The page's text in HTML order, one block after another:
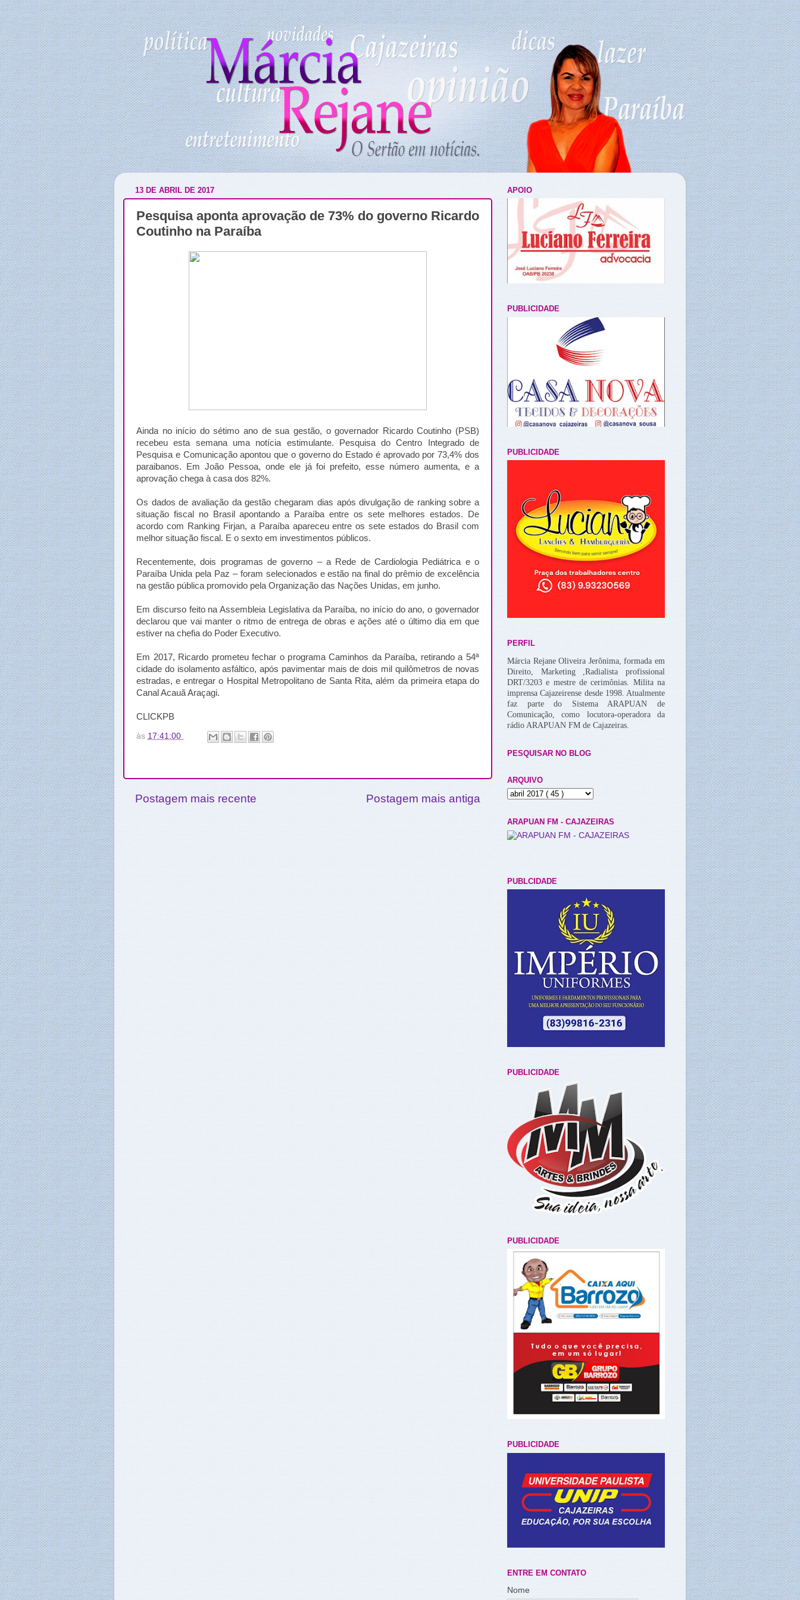
13 DE ABRIL DE 2017
Pesquisa aponta aprovação de 73% do governo Ricardo
Coutinho na Paraíba
Ainda no início do sétimo ano de sua gestão, o governador Ricardo Coutinho (PSB)
recebeu esta semana uma notícia estimulante. Pesquisa do Centro Integrado de
Pesquisa e Comunicação apontou que o governo do Estado é aprovado por 73,4% dos
paraibanos. Em João Pessoa, onde ele já foi prefeito, esse número aumenta, e a
aprovação chega à casa dos 82%.
Os dados de avaliação da gestão chegaram dias após divulgação de ranking sobre a
situação fiscal no Brasil apontando a Paraíba entre os sete melhores estados. De
acordo com Ranking Firjan, a Paraíba apareceu entre os sete estados do Brasil com
melhor situação fiscal. E o sexto em investimentos públicos.
Recentemente, dois programas de governo – a Rede de Cardiologia Pediátrica e o
Paraíba Unida pela Paz – foram selecionados e estão na final do prêmio de excelência
na gestão pública promovido pela Organização das Nações Unidas, em junho.
Em discurso feito na Assembleia Legislativa da Paraíba, no início do ano, o governador
declarou que vai manter o ritmo de entrega de obras e ações até o último dia em que
estiver na chefia do Poder Executivo.
Em 2017, Ricardo prometeu fechar o programa Caminhos da Paraíba, retirando a 54ª
cidade do isolamento asfáltico, após pavimentar mais de dois mil quilômetros de novas
estradas, e entregar o Hospital Metropolitano de Santa Rita, além da primeira etapa do
Canal Acauã Araçagi.
CLICKPB
às 17:41:00
Postagem mais recente Postagem mais antiga
APOIO
PUBLICIDADE
PUBLICIDADE
PERFIL
Márcia Rejane Oliveira Jerônima, formada em
Direito, Marketing ,Radialista profissional
DRT/3203 e mestre de cerimônias. Milita na
imprensa Cajazeirense desde 1998. Atualmente
faz parte do Sistema ARAPUAN de
Comunicação, como locutora-operadora da
rádio ARAPUAN FM de Cajazeiras.
PESQUISAR NO BLOG
ARQUIVO
ARAPUAN FM - CAJAZEIRAS
PUBLCIDADE
PUBLICIDADE
PUBLICIDADE
PUBLICIDADE
ENTRE EM CONTATO
Nome